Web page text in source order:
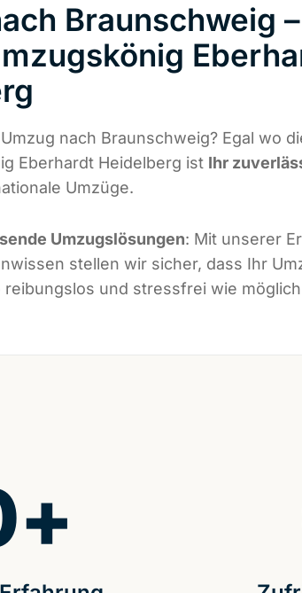
Braunschweig
nach Braunschweig? Egal wo
Eberhardt Heidelberg ist Ihr
Umzüge.
Umzugslösungen: Mit unserer
stellen wir sicher, dass Ihr
reibungslos und stressfrei wie
+